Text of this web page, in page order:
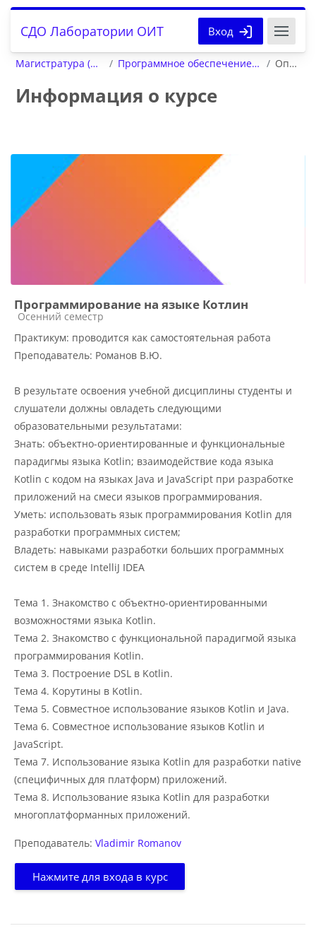
Перейти к основному содержанию
СДО Лаборатории ОИТ Вход
Магистратура (факультет ВМК) Программное обеспечение вычислительных сетей Описание
Информация о курсе
Программирование на языке Котлин
Категория курса
Осенний семестр
Практикум: проводится как самостоятельная работа
Преподаватель: Романов В.Ю.
В результате освоения учебной дисциплины студенты и
слушатели должны овладеть следующими
образовательными результатами:
Знать: объектно-ориентированные и функциональные
парадигмы языка Kotlin; взаимодействие кода языка
Kotlin c кодом на языках Java и JavaScript при разработке
приложений на смеси языков программирования.
Уметь: использовать язык программирования Kotlin для
разработки программных систем;
Владеть: навыками разработки больших программных
систем в среде IntelliJ IDEA
Тема 1. Знакомство с объектно-ориентированными
возможностями языка Kotlin.
Тема 2. Знакомство с функциональной парадигмой языка
программирования Kotlin.
Тема 3. Построение DSL в Kotlin.
Тема 4. Корутины в Kotlin.
Тема 5. Совместное использование языков Kotlin и Java.
Тема 6. Совместное использование языков Kotlin и
JavaScript.
Тема 7. Использование языка Kotlin для разработки native
(специфичных для платформ) приложений.
Тема 8. Использование языка Kotlin для разработки
многоплатформанных приложений.
Преподаватель: Vladimir Romanov
Нажмите для входа в курс